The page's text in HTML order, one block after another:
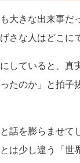
大きな出来事だ
な人はどこに
していると、真
たのか」と拍子
話を膨らませて
は少し違う「世